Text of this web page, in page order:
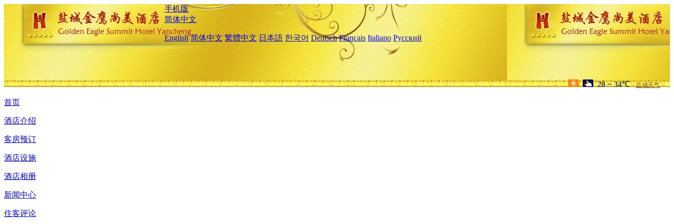
手机版
简体中文
English 简体中文 繁體中文 日本語 한국어 Deutsch Français Italiano Русский
28 ~ 34℃ 盐城天气
首页
酒店介绍
客房预订
酒店设施
酒店相册
新闻中心
住客评论